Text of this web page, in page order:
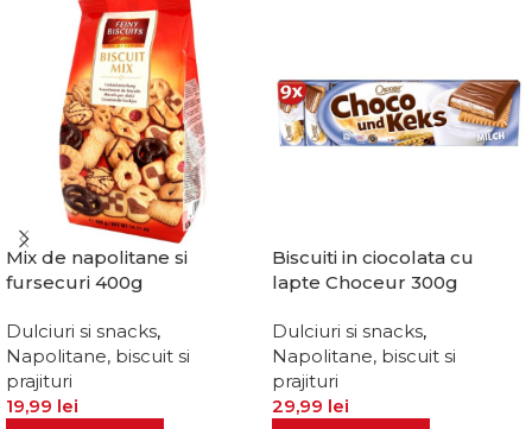
Mix de napolitane si
fursecuri 400g
Dulciuri si snacks,
Napolitane, biscuit si
prajituri
19,99 lei
Biscuiti in ciocolata cu
lapte Choceur 300g
Dulciuri si snacks,
Napolitane, biscuit si
prajituri
29,99 lei